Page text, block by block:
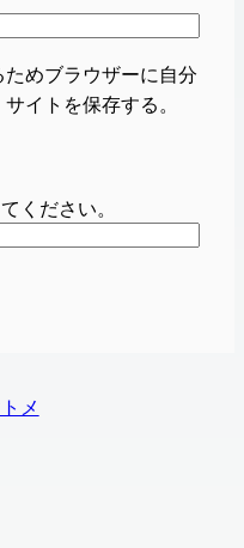
めブラウザーに自分
イトを保存する。
ください。
メ